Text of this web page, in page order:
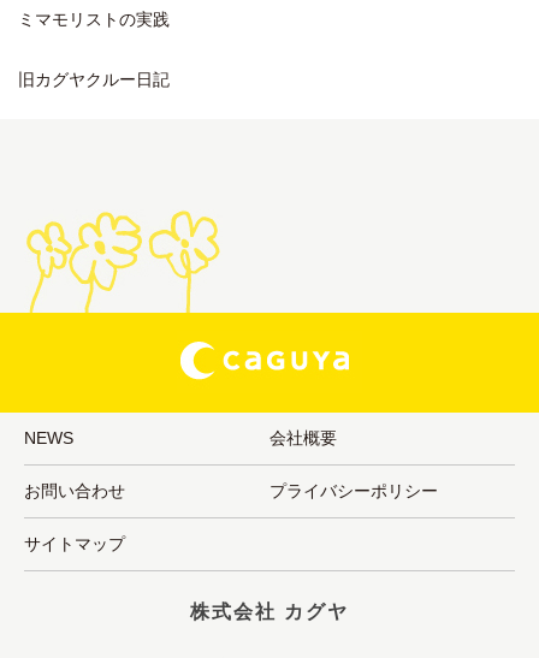
ミマモリストの実践
旧カグヤクルー日記
NEWS 会社概要
お問い合わせ プライバシーポリシー
サイトマップ
株式会社 カグヤ